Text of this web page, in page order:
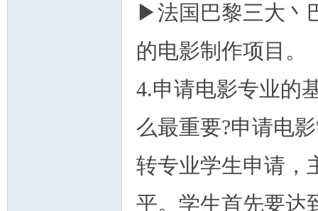
▶法国巴黎三大丶
的电影制作项目。
4.申请电影专业的
么最重要?申请电
转专业学生申请，
平。学生首先要达